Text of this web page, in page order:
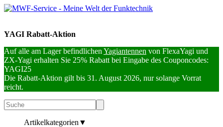
YAGI Rabatt-Aktion
Auf alle am Lager befindlichen Yagiantennen von FlexaYagi und
ZX-Yagi erhalten Sie 25% Rabatt bei Eingabe des Couponcodes:
YAGI25
Die Rabatt-Aktion gilt bis 31. August 2026, nur solange Vorrat
reicht.
Artikelkategorien ▼